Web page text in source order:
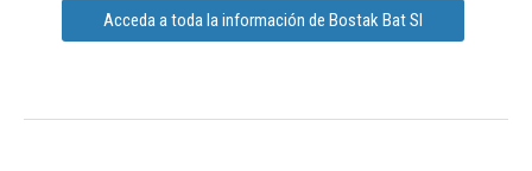
Acceda a toda la información de Bostak Bat Sl